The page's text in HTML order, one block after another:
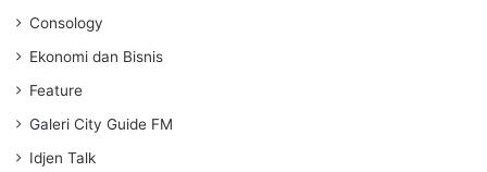
Consology
Ekonomi dan Bisnis
Feature
Galeri City Guide FM
Idjen Talk